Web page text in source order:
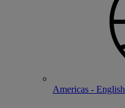
Americas - English